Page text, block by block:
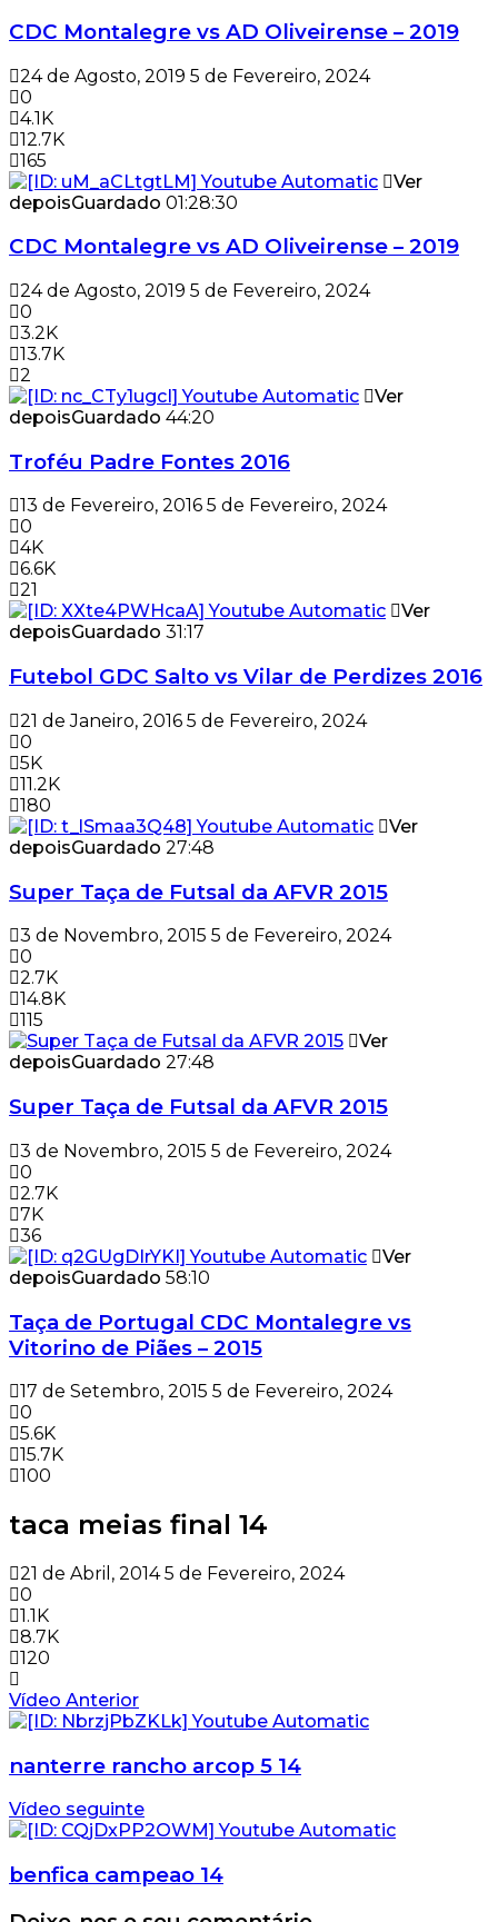
CDC Montalegre vs AD Oliveirense – 2019
24 de Agosto, 2019 5 de Fevereiro, 2024
0
4.1K
12.7K
165
Ver
depoisGuardado 01:28:30
CDC Montalegre vs AD Oliveirense – 2019
24 de Agosto, 2019 5 de Fevereiro, 2024
0
3.2K
13.7K
2
Ver
depoisGuardado 44:20
Troféu Padre Fontes 2016
13 de Fevereiro, 2016 5 de Fevereiro, 2024
0
4K
6.6K
21
Ver
depoisGuardado 31:17
Futebol GDC Salto vs Vilar de Perdizes 2016
21 de Janeiro, 2016 5 de Fevereiro, 2024
0
5K
11.2K
180
Ver
depoisGuardado 27:48
Super Taça de Futsal da AFVR 2015
3 de Novembro, 2015 5 de Fevereiro, 2024
0
2.7K
14.8K
115
Ver
depoisGuardado 27:48
Super Taça de Futsal da AFVR 2015
3 de Novembro, 2015 5 de Fevereiro, 2024
0
2.7K
7K
36
Ver
depoisGuardado 58:10
Taça de Portugal CDC Montalegre vs
Vitorino de Piães – 2015
17 de Setembro, 2015 5 de Fevereiro, 2024
0
5.6K
15.7K
100
taca meias final 14
21 de Abril, 2014 5 de Fevereiro, 2024
0
1.1K
8.7K
120
Vídeo Anterior
nanterre rancho arcop 5 14
Vídeo seguinte
benfica campeao 14